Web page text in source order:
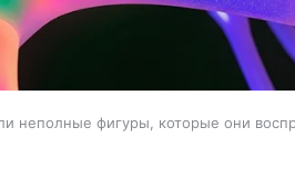
неполные фигуры, которые они